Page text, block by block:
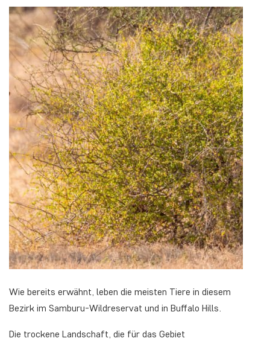
Wie bereits erwähnt, leben die meisten Tiere in diesem
Bezirk im Samburu-Wildreservat und in Buffalo Hills.
Die trockene Landschaft, die für das Gebiet